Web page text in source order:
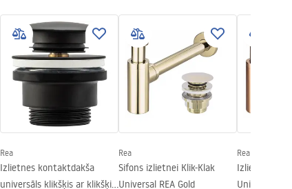
Rea
Izlietnes kontaktdakša
universāls klikšķis ar klikšķi
Rea
Sifons izlietnei Klik-Klak
Universal REA Gold
Rea
Izlietnes
Universal